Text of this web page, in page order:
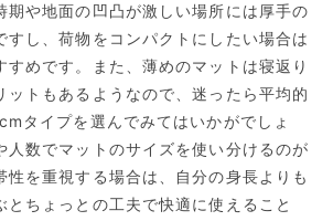
期や地面の凹凸が激しい場所には厚手の
すし、荷物をコンパクトにしたい場合は
すめです。また、薄めのマットは寝返り
ットもあるようなので、迷ったら平均的
タイプを選んでみてはいかがでしょ
人数でマットのサイズを使い分けるのが
性を重視する場合は、自分の身長よりも
とちょっとの工夫で快適に使えること